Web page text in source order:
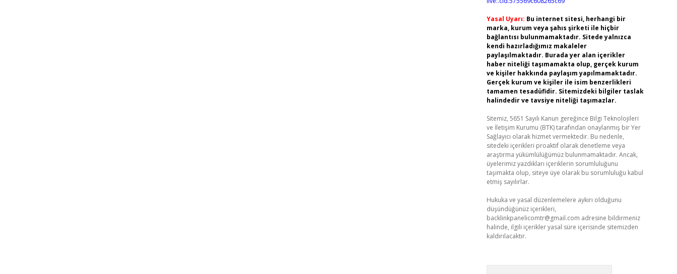
Yasal Uyarı: Bu internet sitesi, herhangi bir
marka, kurum veya şahıs şirketi ile hiçbir
bağlantısı bulunmamaktadır. Sitede yalnızca
kendi hazırladığımız makaleler
paylaşılmaktadır. Burada yer alan içerikler
haber niteliği taşımamakta olup, gerçek kurum
ve kişiler hakkında paylaşım yapılmamaktadır.
Gerçek kurum ve kişiler ile isim benzerlikleri
tamamen tesadüfidir. Sitemizdeki bilgiler taslak
halindedir ve tavsiye niteliği taşımazlar.
Sitemiz, 5651 Sayılı Kanun gereğince Bilgi Teknolojileri
ve İletişim Kurumu (BTK) tarafından onaylanmış bir Yer
Sağlayıcı olarak hizmet vermektedir. Bu nedenle,
sitedeki içerikleri proaktif olarak denetleme veya
araştırma yükümlülüğümüz bulunmamaktadır. Ancak,
üyelerimiz yazdıkları içeriklerin sorumluluğunu
taşımakta olup, siteye üye olarak bu sorumluluğu kabul
etmiş sayılırlar.
Hukuka ve yasal düzenlemelere aykırı olduğunu
düşündüğünüz içerikleri,
backlinkpanelicomtr@gmail.com adresine bildirmeniz
halinde, ilgili içerikler yasal süre içerisinde sitemizden
kaldırılacaktır.